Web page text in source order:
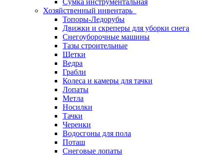
Сумка инструментальная
Хозяйственный инвентарь
Топоры-Ледорубы
Движки и скреперы для уборки снега
Снегоуборочные машины
Тазы строительные
Щетки
Ведра
Грабли
Колеса и камеры для тачки
Лопаты
Метла
Носилки
Тачки
Черенки
Водосгоны для пола
Поташ
Снеговые лопаты